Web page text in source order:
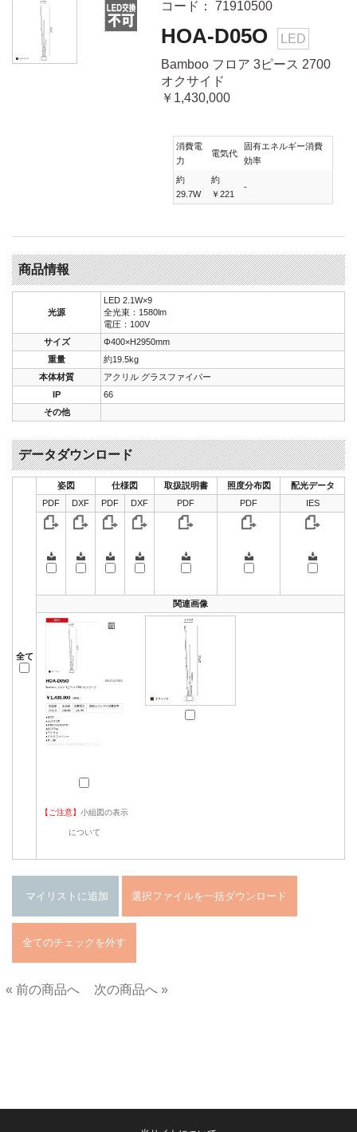
コード： 71910500
HOA-D05O
LED
Bamboo フロア 3ピース 2700
オクサイド
￥1,430,000
消費電
力
電気代
固有エネルギー消費
効率
約
29.7W
約
￥221
-
商品情報
光源
LED 2.1W×9
全光束：1580lm
電圧：100V
サイズ
Φ400×H2950mm
重量
約19.5kg
本体材質
アクリル グラスファイバー
IP
66
その他
データダウンロード
全て
姿図 仕様図 取扱説明書 照度分布図
配光データ
PDF
DXF PDF DXF PDF PDF IES
関連画像
【ご注意】 小組図の表示
について
« 前の商品へ
次の商品へ »